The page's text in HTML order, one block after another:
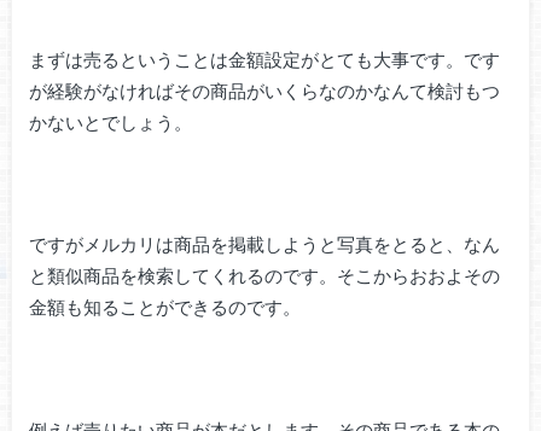
まずは売るということは金額設定がとても大事です。です
が経験がなければその商品がいくらなのかなんて検討もつ
かないとでしょう。
ですがメルカリは商品を掲載しようと写真をとると、なん
と類似商品を検索してくれるのです。そこからおおよその
金額も知ることができるのです。